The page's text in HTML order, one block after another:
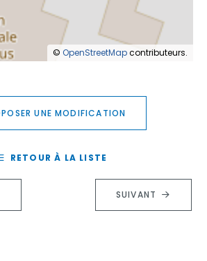
© OpenStreetMapcontributeurs.
UNE MODIFICATION
RETOUR À LA LISTE
SUIVANT